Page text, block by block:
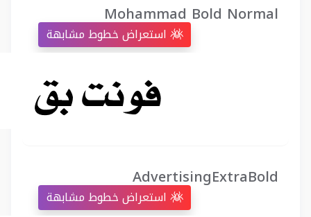
Mohammad Bold Normal
AdvertisingExtraBold